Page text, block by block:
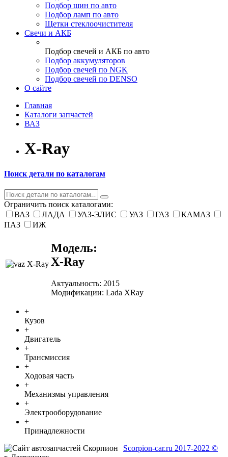
Подбор шин по авто
Подбор ламп по авто
Щетки стеклоочистителя
Свечи и АКБ
Подбор свечей и АКБ по авто
Подбор аккумуляторов
Подбор свечей по NGK
Подбор свечей по DENSO
О сайте
Главная
Каталоги запчастей
ВАЗ
X-Ray
Поиск детали по каталогам
Ограничить поиск каталогами:
ВАЗ
ЛАДА УАЗ-ЭЛИС УАЗ ГАЗ
КАМАЗ
ПАЗ
ИЖ
Модель:
X-Ray
Актуальность: 2015
Модификации: Lada XRay
+
Кузов
+
Двигатель
+
Трансмиссия
+
Ходовая часть
+
Механизмы управления
+
Электрооборудование
+
Принадлежности
Scorpion-car.ru 2017-2022 ©